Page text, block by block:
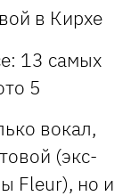
в Кирхе
вокал,
(экс-
Fleur), но и